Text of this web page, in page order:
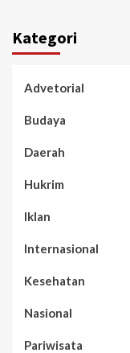
Kategori
Advetorial
Budaya
Daerah
Hukrim
Iklan
Internasional
Kesehatan
Nasional
Pariwisata